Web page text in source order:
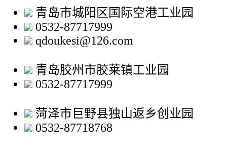
青岛市城阳区国际空港工业园
0532-87717999
qdoukesi@126.com
青岛胶州市胶莱镇工业园
0532-87717999
菏泽市巨野县独山返乡创业园
0532-87718768